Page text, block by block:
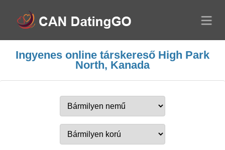
Ingyenes online társkereső High Park
North, Kanada